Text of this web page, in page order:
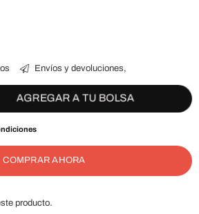
Envíos y devoluciones,
AGREGAR A TU BOLSA
COMPRAR AHORA
producto.